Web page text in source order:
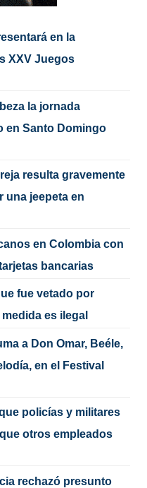
en la
XXV Juegos
la jornada
en Santo Domingo
resulta gravemente
una jeepeta en
en Colombia con
bancarias
fue vetado por
es ilegal
a Don Omar, Beéle,
en el Festival
policías y militares
otros empleados
rechazó presunto